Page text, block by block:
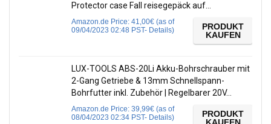
Protector case Fall reisegepäck auf…
Amazon.de Price: 41,00€ (as of
09/04/2023 02:48 PST- Details)
PRODUKT
KAUFEN
LUX-TOOLS ABS-20Li Akku-Bohrschrauber mit
2-Gang Getriebe & 13mm Schnellspann-
Bohrfutter inkl. Zubehör | Regelbarer 20V…
Amazon.de Price: 39,99€ (as of
08/04/2023 02:34 PST- Details)
PRODUKT